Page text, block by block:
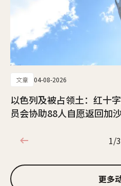
文章 04-08-2026
以色列及被占领土：红十
员会协助88人自愿返回加
1/3
1/3
更多